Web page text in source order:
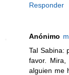
Responder
Anónimo
Tal Sabina:
favor.
alguien me